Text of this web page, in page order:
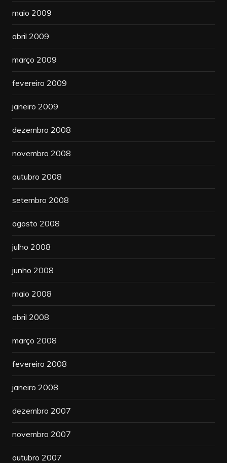
maio 2009
abril 2009
março 2009
fevereiro 2009
janeiro 2009
dezembro 2008
novembro 2008
outubro 2008
setembro 2008
agosto 2008
julho 2008
junho 2008
maio 2008
abril 2008
março 2008
fevereiro 2008
janeiro 2008
dezembro 2007
novembro 2007
outubro 2007